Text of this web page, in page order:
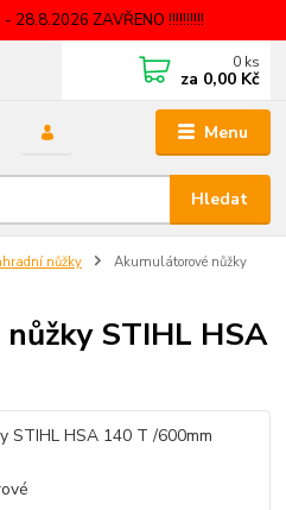
28.8.2026 ZAVŘENO !!!!!!!!!!
Menu
Hledat
0 ks
za 0,00 Kč
nůžky
Akumulátorové nůžky
STIHL HSA